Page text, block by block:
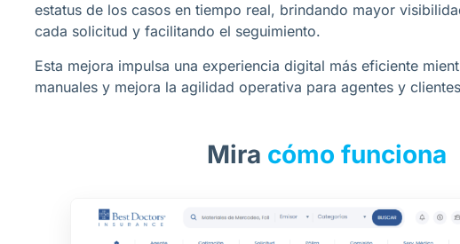
estatus de los casos en tiempo real, brindando mayor
cada solicitud y facilitando el seguimiento.
Esta mejora impulsa una experiencia digital más eficiente
manuales y mejora la agilidad operativa para agentes y
Mira cómo funciona